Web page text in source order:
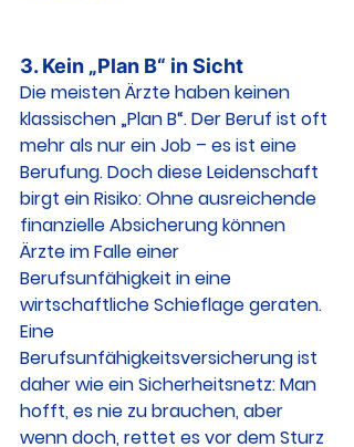
3. Kein „Plan B“ in Sicht
Die meisten Ärzte haben keinen
klassischen „Plan B“. Der Beruf ist oft
mehr als nur ein Job – es ist eine
Berufung. Doch diese Leidenschaft
birgt ein Risiko: Ohne ausreichende
finanzielle Absicherung können
Ärzte im Falle einer
Berufsunfähigkeit in eine
wirtschaftliche Schieflage geraten.
Eine
Berufsunfähigkeitsversicherung ist
daher wie ein Sicherheitsnetz: Man
hofft, es nie zu brauchen, aber
wenn doch, rettet es vor dem Sturz